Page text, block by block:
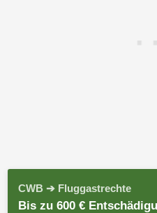
CWB ➔ Fluggastrechte
Bis zu 600 €